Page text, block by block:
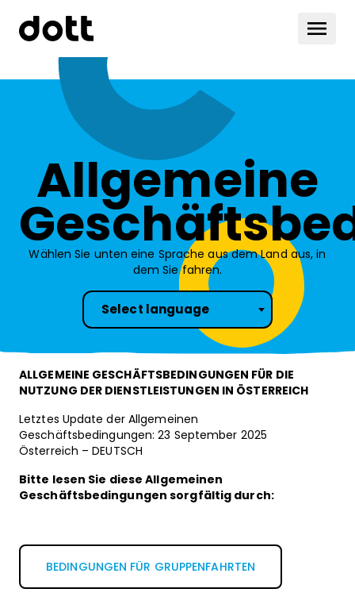
Allgemeine
Wählen Sie unten eine Sprache aus dem Land aus, in
dem Sie fahren.
Select language
ALLGEMEINE GESCHÄFTSBEDINGUNGEN FÜR DIE
NUTZUNG DER DIENSTLEISTUNGEN IN ÖSTERREICH
Letztes Update der Allgemeinen
Geschäftsbedingungen: 23 September 2025
Österreich – DEUTSCH
Bitte lesen Sie diese Allgemeinen
Geschäftsbedingungen sorgfältig durch:
BEDINGUNGEN FÜR GRUPPENFAHRTEN